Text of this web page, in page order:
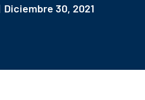
Diciembre 30, 2021